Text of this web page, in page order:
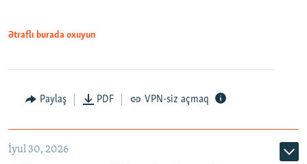
Ətraflı burada oxuyun
Paylaş PDF VPN-siz açmaq
İyul 30, 2026